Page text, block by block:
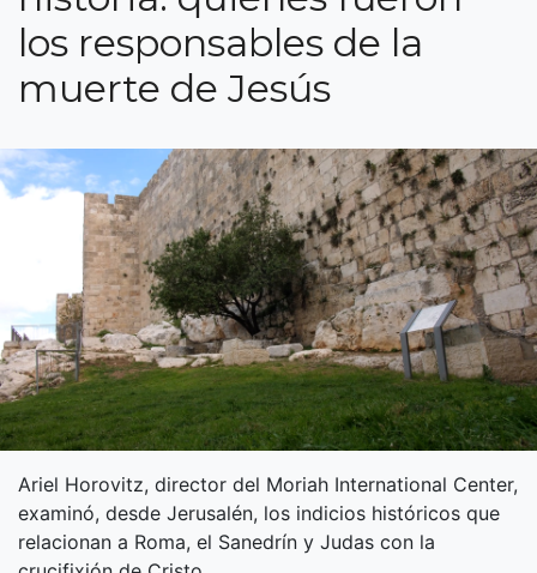
los responsables de la
muerte de Jesús
Ariel Horovitz, director del Moriah International Center,
examinó, desde Jerusalén, los indicios históricos que
relacionan a Roma, el Sanedrín y Judas con la